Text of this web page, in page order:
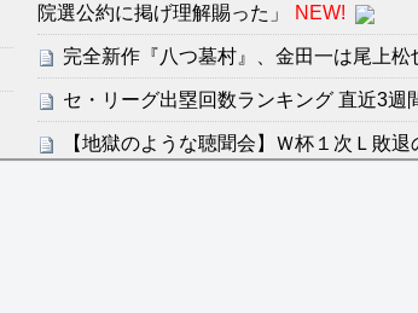
院選公約に掲げ理解賜った」
NEW!
完全新作『八つ墓村』、金田一は尾上松
セ・リーグ出塁回数ランキング 直近3週
【地獄のような聴聞会】Ｗ杯１次Ｌ敗